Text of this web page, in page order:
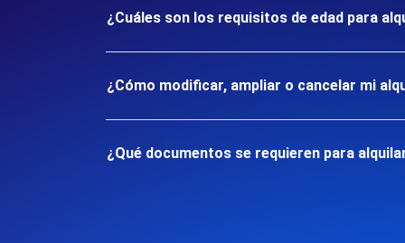
¿Cuáles son los requisitos de edad para
¿Cómo modificar, ampliar o cancelar mi
¿Qué documentos se requieren para